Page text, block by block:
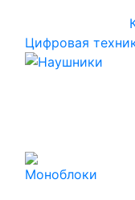
Цифровая